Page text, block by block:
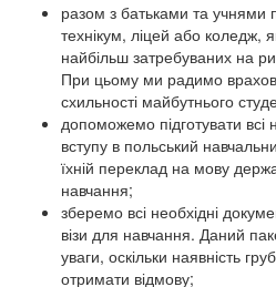
разом з батьками та учнями
технікум, ліцей або коледж,
найбільш затребуваних на
При цьому ми радимо
схильності майбутнього
допоможемо підготувати всі
вступу в польський
їхній переклад на мову
навчання;
зберемо всі необхідні
візи для навчання. Даний
уваги, оскільки наявність
отримати відмову;